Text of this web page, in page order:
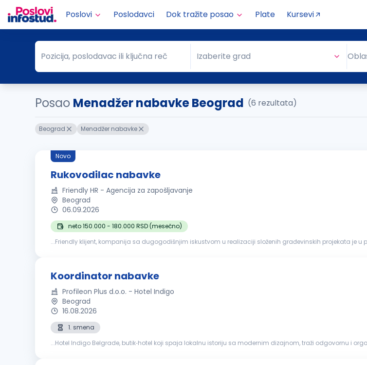
Poslovi Poslodavci Dok tražite posao Plate Kursevi
Pozicija, poslodavac ili ključna reč
Pozicija, poslodavac ili ključna reč Grad
Izaberite grad
Posao Menadžer nabavke Beograd (6 rezultata)
Beograd Menadžer nabavke
Novo
Rukovodilac nabavke
Friendly HR - Agencija za zapošljavanje
Beograd
06.09.2026
neto 150.000 - 180.000 RSD (mesečno)
...Friendly klijent, kompanija sa dugogodišnjim iskustvom u realizaciji složenih građevinskih projekata je
Koordinator nabavke
Profileon Plus d.o.o. - Hotel Indigo
Beograd
16.08.2026
1. smena
...Hotel Indigo Belgrade, butik‑hotel koji spaja lokalnu istoriju sa modernim dizajnom, traži odgovornu i